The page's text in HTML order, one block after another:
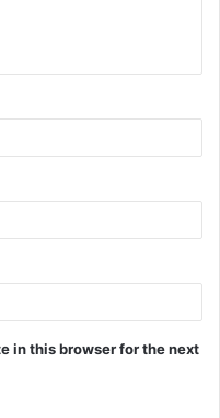
in this browser for the next